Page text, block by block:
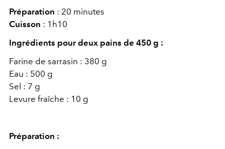
Préparation : 20 minutes
Cuisson : 1h10
Ingrédients pour deux pains de 450 g :
Farine de sarrasin : 380 g
Eau : 500 g
Sel : 7 g
Levure fraîche : 10 g
Préparation :